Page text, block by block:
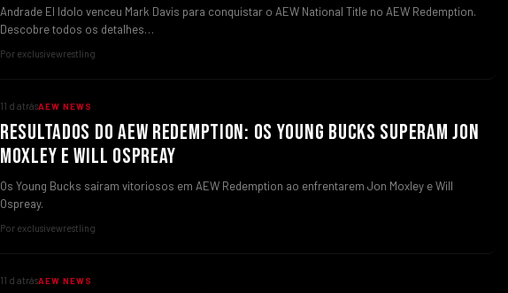
Andrade El Idolo venceu Mark Davis para conquistar o AEW National Title no AEW Redemption.
Descobre todos os detalhes…
Por exclusivewrestling
11 d atrásAEW NEWS
RESULTADOS DO AEW REDEMPTION: OS YOUNG BUCKS SUPERAM JON
MOXLEY E WILL OSPREAY
Os Young Bucks saíram vitoriosos em AEW Redemption ao enfrentarem Jon Moxley e Will
Ospreay.
Por exclusivewrestling
11 d atrásAEW NEWS